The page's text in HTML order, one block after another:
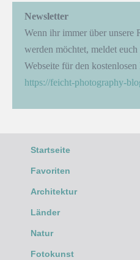
Newsletter
Wenn ihr immer über unsere
werden möchtet, meldet
Webseite für den
https://feicht-photography-
Startseite
Favoriten
Architektur
Länder
Natur
Fotokunst